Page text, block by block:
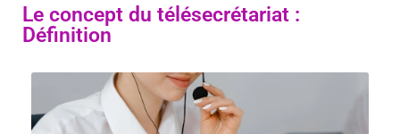
Le concept du télésecrétariat :
Définition